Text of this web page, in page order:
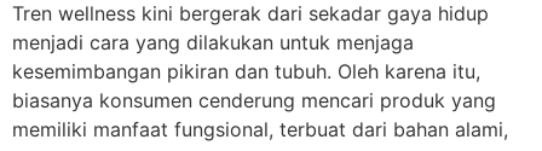
Tren wellness kini bergerak dari sekadar gaya hidup
menjadi cara yang dilakukan untuk menjaga
kesemimbangan pikiran dan tubuh. Oleh karena itu,
biasanya konsumen cenderung mencari produk yang
memiliki manfaat fungsional, terbuat dari bahan alami,